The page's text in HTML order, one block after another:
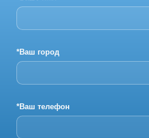
*Ваш город
*Ваш телефон